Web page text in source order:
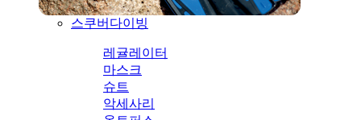
스쿠버다이빙
레귤레이터
마스크
슈트
악세사리